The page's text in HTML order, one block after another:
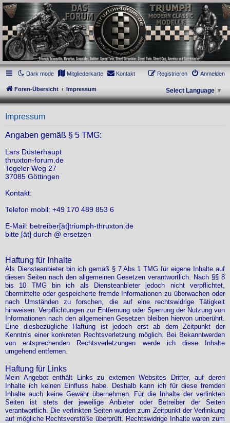
thruxton-forum.de
DAS FORUM! Alles rund um die Triumph Modern Classic Modelle. Das Forum für
die New Bonneville Baureihen ab BJ 2001. Triumph Bonneville, Thruxton,
Scrambler, Bobber, Speed Twin, Street Scrambler, Street Twin, Street Cup, America
und Speedmaster.
Dark mode
Mitgliederkarte Kontakt Anmelden
Registrieren
Foren-Übersicht Impressum Select Language ▼
Impressum
Angaben gemäß § 5 TMG:
Lars Düsterhaupt
thruxton-forum.de
Tegeler Weg 27
37085 Göttingen
Kontakt:
Telefon mobil: +49 170 489 853 6
E-Mail: betreiber[ät]triumph-thruxton.de
bitte [ät] durch @ ersetzen
Haftung für Inhalte
Als Diensteanbieter bin ich gemäß § 7 Abs.1 TMG für eigene Inhalte auf
diesen Seiten nach den allgemeinen Gesetzen verantwortlich. Nach §§ 8
bis 10 TMG bin ich als Diensteanbieter jedoch nicht verpflichtet,
übermittelte oder gespeicherte fremde Informationen zu überwachen oder
nach Umständen zu forschen, die auf eine rechtswidrige Tätigkeit
hinweisen. Verpflichtungen zur Entfernung oder Sperrung der Nutzung von
Informationen nach den allgemeinen Gesetzen bleiben hiervon unberührt.
Eine diesbezügliche Haftung ist jedoch erst ab dem Zeitpunkt der
Kenntnis einer konkreten Rechtsverletzung möglich. Bei Bekanntwerden
von entsprechenden Rechtsverletzungen werde ich diese Inhalte
umgehend entfernen.
Haftung für Links
Mein Angebot enthält Links zu externen Websites Dritter, auf deren
Inhalte ich keinen Einfluss habe. Deshalb kann ich für diese fremden
Inhalte auch keine Gewähr übernehmen. Für die Inhalte der verlinkten
Seiten ist stets der jeweilige Anbieter oder Betreiber der Seiten
verantwortlich. Die verlinkten Seiten wurden zum Zeitpunkt der Verlinkung
auf mögliche Rechtsverstöße überprüft. Rechtswidrige Inhalte waren zum